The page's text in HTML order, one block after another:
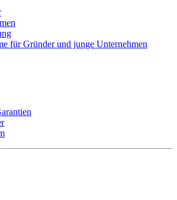
für Gründer und junge Unternehmen